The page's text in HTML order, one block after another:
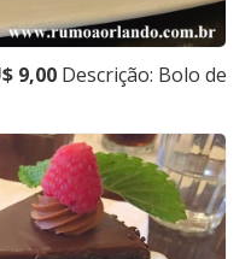
9,00Descrição: Bolo de